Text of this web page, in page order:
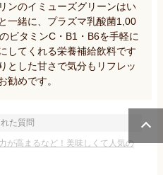
ンのイミューズグリーンはい
一緒に、プラズマ乳酸菌1,00
ビタミンC・B1・B6を手軽に
してくれる栄養補給飲料です
とした甘さで気分もリフレッ
勧めです。
た質問
が高まるなど！美味しくて人気の